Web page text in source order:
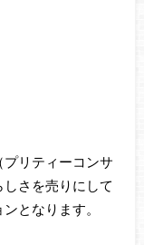
リティーコンサ
さを売りにして
となります。